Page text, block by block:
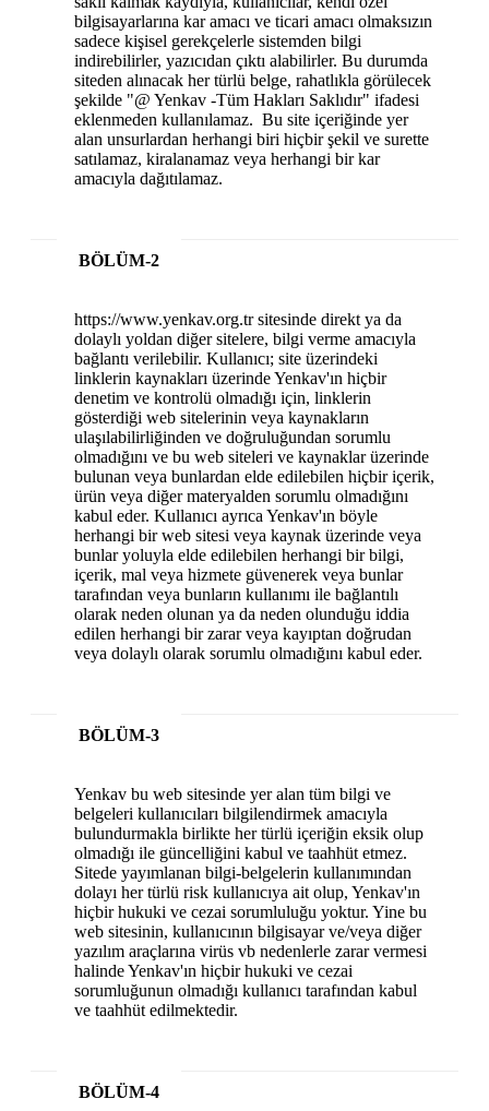
bilgisayarlarına kar amacı ve ticari amacı olmaksızın
sadece kişisel gerekçelerle sistemden bilgi
indirebilirler, yazıcıdan çıktı alabilirler. Bu durumda
siteden alınacak her türlü belge, rahatlıkla görülecek
şekilde "@ Yenkav -Tüm Hakları Saklıdır" ifadesi
eklenmeden kullanılamaz. Bu site içeriğinde yer
alan unsurlardan herhangi biri hiçbir şekil ve surette
satılamaz, kiralanamaz veya herhangi bir kar
amacıyla dağıtılamaz.
BÖLÜM-2
https://www.yenkav.org.tr sitesinde direkt ya da
dolaylı yoldan diğer sitelere, bilgi verme amacıyla
bağlantı verilebilir. Kullanıcı; site üzerindeki
linklerin kaynakları üzerinde Yenkav'ın hiçbir
denetim ve kontrolü olmadığı için, linklerin
gösterdiği web sitelerinin veya kaynakların
ulaşılabilirliğinden ve doğruluğundan sorumlu
olmadığını ve bu web siteleri ve kaynaklar üzerinde
bulunan veya bunlardan elde edilebilen hiçbir içerik,
ürün veya diğer materyalden sorumlu olmadığını
kabul eder. Kullanıcı ayrıca Yenkav'ın böyle
herhangi bir web sitesi veya kaynak üzerinde veya
bunlar yoluyla elde edilebilen herhangi bir bilgi,
içerik, mal veya hizmete güvenerek veya bunlar
tarafından veya bunların kullanımı ile bağlantılı
olarak neden olunan ya da neden olunduğu iddia
edilen herhangi bir zarar veya kayıptan doğrudan
veya dolaylı olarak sorumlu olmadığını kabul eder.
BÖLÜM-3
Yenkav bu web sitesinde yer alan tüm bilgi ve
belgeleri kullanıcıları bilgilendirmek amacıyla
bulundurmakla birlikte her türlü içeriğin eksik olup
olmadığı ile güncelliğini kabul ve taahhüt etmez.
Sitede yayımlanan bilgi-belgelerin kullanımından
dolayı her türlü risk kullanıcıya ait olup, Yenkav'ın
hiçbir hukuki ve cezai sorumluluğu yoktur. Yine bu
web sitesinin, kullanıcının bilgisayar ve/veya diğer
yazılım araçlarına virüs vb nedenlerle zarar vermesi
halinde Yenkav'ın hiçbir hukuki ve cezai
sorumluğunun olmadığı kullanıcı tarafından kabul
ve taahhüt edilmektedir.
BÖLÜM-4